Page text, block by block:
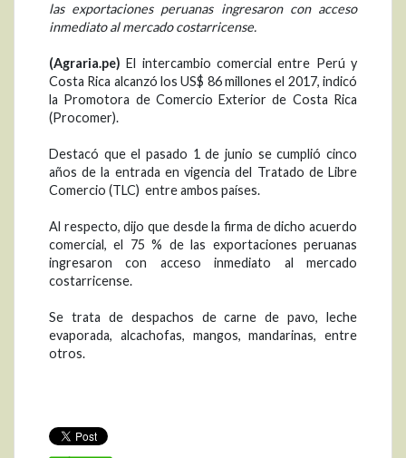
las exportaciones peruanas ingresaron con acceso
inmediato al mercado costarricense.
(Agraria.pe) El intercambio comercial entre Perú y
Costa Rica alcanzó los US$ 86 millones el 2017, indicó
la Promotora de Comercio Exterior de Costa Rica
(Procomer).
Destacó que el pasado 1 de junio se cumplió cinco
años de la entrada en vigencia del Tratado de Libre
Comercio (TLC) entre ambos países.
Al respecto, dijo que desde la firma de dicho acuerdo
comercial, el 75 % de las exportaciones peruanas
ingresaron con acceso inmediato al mercado
costarricense.
Se trata de despachos de carne de pavo, leche
evaporada, alcachofas, mangos, mandarinas, entre
otros.